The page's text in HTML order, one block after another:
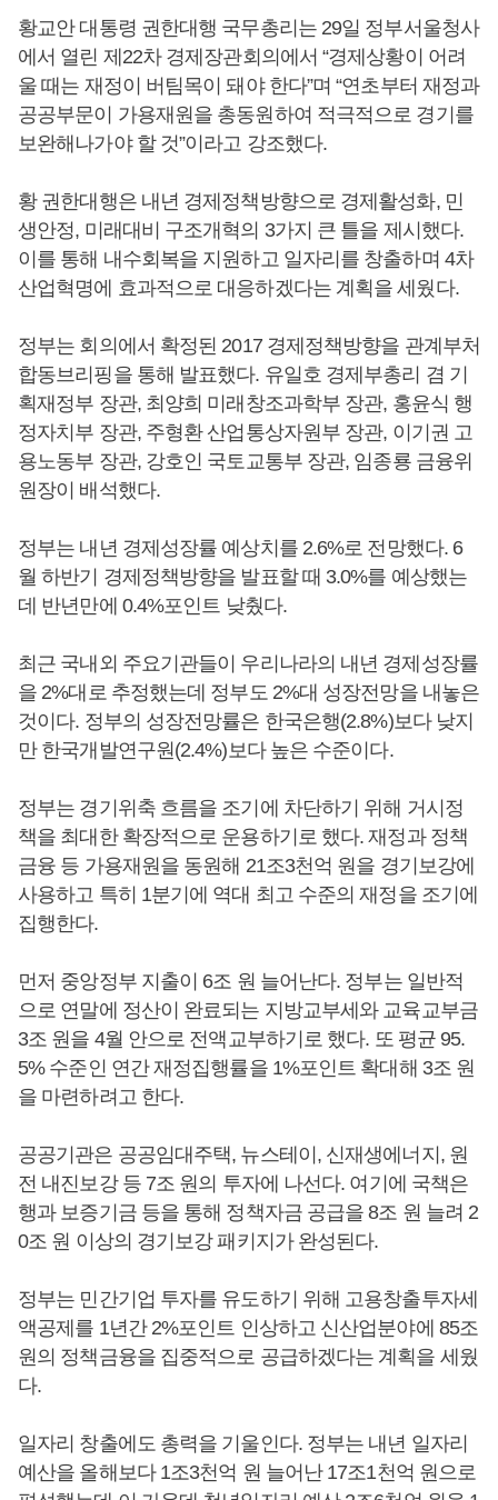
황교안 대통령 권한대행 국무총리는 29일 정부서울청사
에서 열린 제22차 경제장관회의에서 “경제상황이 어려
울 때는 재정이 버팀목이 돼야 한다”며 “연초부터 재정과
공공부문이 가용재원을 총동원하여 적극적으로 경기를
보완해나가야 할 것”이라고 강조했다.
황 권한대행은 내년 경제정책방향으로 경제활성화, 민
생안정, 미래대비 구조개혁의 3가지 큰 틀을 제시했다.
이를 통해 내수회복을 지원하고 일자리를 창출하며 4차
산업혁명에 효과적으로 대응하겠다는 계획을 세웠다.
정부는 회의에서 확정된 2017 경제정책방향을 관계부처
합동브리핑을 통해 발표했다. 유일호 경제부총리 겸 기
획재정부 장관, 최양희 미래창조과학부 장관, 홍윤식 행
정자치부 장관, 주형환 산업통상자원부 장관, 이기권 고
용노동부 장관, 강호인 국토교통부 장관, 임종룡 금융위
원장이 배석했다.
정부는 내년 경제성장률 예상치를 2.6%로 전망했다. 6
월 하반기 경제정책방향을 발표할 때 3.0%를 예상했는
데 반년만에 0.4%포인트 낮췄다.
최근 국내외 주요기관들이 우리나라의 내년 경제성장률
을 2%대로 추정했는데 정부도 2%대 성장전망을 내놓은
것이다. 정부의 성장전망률은 한국은행(2.8%)보다 낮지
만 한국개발연구원(2.4%)보다 높은 수준이다.
정부는 경기위축 흐름을 조기에 차단하기 위해 거시정
책을 최대한 확장적으로 운용하기로 했다. 재정과 정책
금융 등 가용재원을 동원해 21조3천억 원을 경기보강에
사용하고 특히 1분기에 역대 최고 수준의 재정을 조기에
집행한다.
먼저 중앙정부 지출이 6조 원 늘어난다. 정부는 일반적
으로 연말에 정산이 완료되는 지방교부세와 교육교부금
3조 원을 4월 안으로 전액교부하기로 했다. 또 평균 95.
5% 수준인 연간 재정집행률을 1%포인트 확대해 3조 원
을 마련하려고 한다.
공공기관은 공공임대주택, 뉴스테이, 신재생에너지, 원
전 내진보강 등 7조 원의 투자에 나선다. 여기에 국책은
행과 보증기금 등을 통해 정책자금 공급을 8조 원 늘려 2
0조 원 이상의 경기보강 패키지가 완성된다.
정부는 민간기업 투자를 유도하기 위해 고용창출투자세
액공제를 1년간 2%포인트 인상하고 신산업분야에 85조
원의 정책금융을 집중적으로 공급하겠다는 계획을 세웠
다.
일자리 창출에도 총력을 기울인다. 정부는 내년 일자리
예산을 올해보다 1조3천억 원 늘어난 17조1천억 원으로